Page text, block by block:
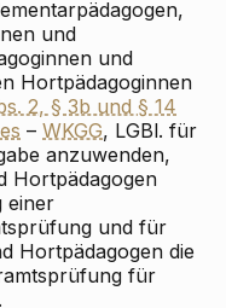
und
und
Hortpädagoginnen
2, § 3b und § 14
– WKGG, LGBl. für
anzuwenden,
Hortpädagogen
einer
und für
Hortpädagogen die
für